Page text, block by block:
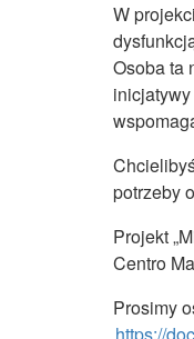
W
Osoba ta
potrzeby
Projekt
Centro
Prosimy